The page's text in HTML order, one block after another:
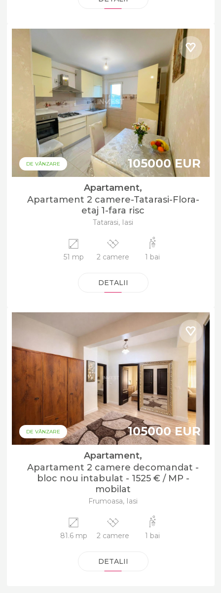
DE VÂNZARE 105000 EUR
Apartament,
Apartament 2 camere-Tatarasi-Flora-
etaj 1-fara risc
Tatarasi, Iasi
51 mp 2 camere 1 bai
DETALII
DE VÂNZARE 105000 EUR
Apartament,
Apartament 2 camere decomandat -
bloc nou intabulat - 1525 € / MP -
mobilat
Frumoasa, Iasi
81.6 mp 2 camere 1 bai
DETALII